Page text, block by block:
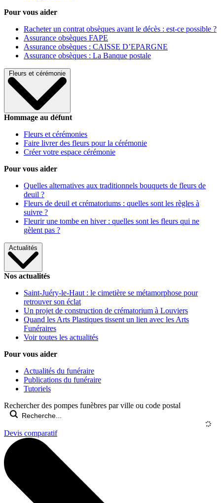
Pour vous aider
Racheter un contrat obsèques avant le décès : est-ce possible ?
Assurance obsèques FAPE
Assurance obsèques : CAISSE D’EPARGNE
Assurance obsèques : La Banque postale
Fleurs et cérémonie
Hommage au défunt
Fleurs et cérémonies
Faire livrer des fleurs pour la cérémonie
Créer votre espace cérémonie
Pour vous aider
Quelles alternatives aux traditionnels bouquets de fleurs de
deuil ?
Fleurs de deuil et crématoriums : quelles sont les règles à
suivre ?
Fleurir une tombe en hiver : quelles sont les fleurs qui ne
gèlent pas ?
Actualités
Nos actualités
Saint-Juéry-le-Haut : le cimetière se métamorphose pour
retrouver son éclat
Un projet de construction de crématorium à Louviers
Quand les Arts Plastiques tissent un lien avec les Arts
Funéraires
Voir toutes les actualités
Pour vous aider
Actualités du funéraire
Publications du funéraire
Tutoriels
Rechercher des pompes funèbres par ville ou code postal
Devis comparatif